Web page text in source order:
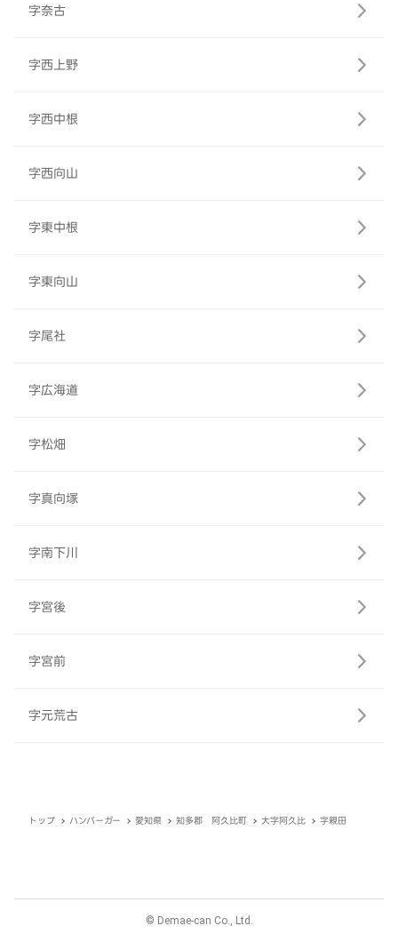
字奈古
字西上野
字西中根
字西向山
字東中根
字東向山
字尾社
字広海道
字松畑
字真向塚
字南下川
字宮後
字宮前
字元荒古
トップ ハンバーガー 愛知県 知多郡 阿久比町 大字阿久比 字親田
© Demae-can Co., Ltd.